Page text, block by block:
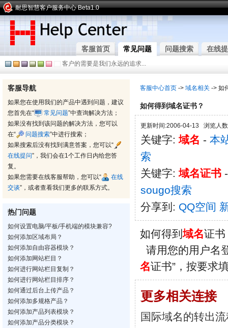
耐思智慧客户服务中心 Beta1.0
客服首页 常见问题 问题搜索 在线
客户的需要是我们永远的追求...
客服导航
如果您在使用我们的产品中遇到问题，建议
您首先在“
常见问题”中查询解决方法；
如果没有找到该问题的解决方法，您可以
在“
问题搜索”中进行搜索；
如果搜索后没有找到满意答案，您可以“
在线提问”，我们会在1个工作日内给您答
复。
如果您需要在线客服帮助，您可以“
在线
交谈”，或者查看我们更多的联系方式。
热门问题
如何设置电脑/平板/手机端的模块兼容?
如何添加区域布局？
如何添加自由容器模块？
如何添加网站栏目？
如何进行网站栏目复制？
如何进行网站栏目排序？
如何通过后台上传产品？
如何添加多规格产品？
如何添加产品列表模块？
如何添加产品分类模块？
客服中心首页 -> 域名相关 -> 如
如何得到域名证书？
更新时间:2006-04-13 浏览人
关键字:域名 - 本
索
关键字:域名证书
sougo搜索
分享到: QQ空间
如何得到域名证
请用您的用户名
名证书”，按要求
更多相关连接
国际域名的转出